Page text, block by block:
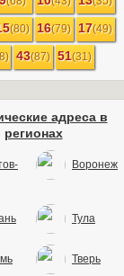
(80) 16(79) 17(49)
43(87) 51(31)
адреса в
регионах
Воронеж
Тула
Тверь